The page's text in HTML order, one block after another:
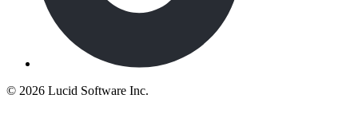
© 2026 Lucid Software Inc.